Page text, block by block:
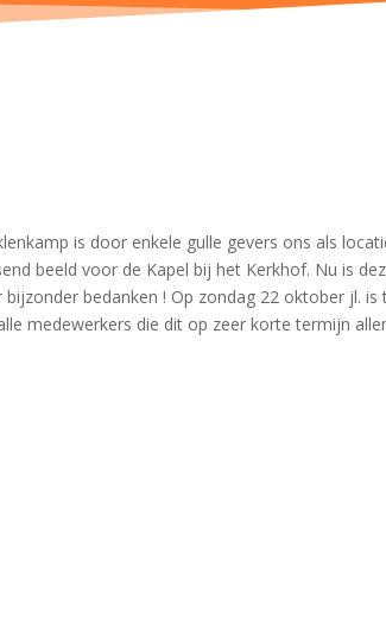
is door enkele gulle gevers ons als
beeld voor de Kapel bij het Kerkhof. Nu is
bedanken ! Op zondag 22 oktober jl.
medewerkers die dit op zeer korte termijn